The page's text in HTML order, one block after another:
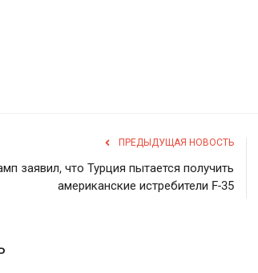
ПРЕДЫДУЩАЯ НОВОСТЬ
заявил, что Турция пытается получить
американские истребители F-35